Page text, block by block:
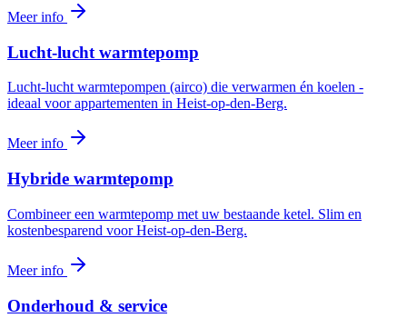
Meer info
Lucht-lucht warmtepomp
Lucht-lucht warmtepompen (airco) die verwarmen én koelen -
ideaal voor appartementen in Heist-op-den-Berg.
Meer info
Hybride warmtepomp
Combineer een warmtepomp met uw bestaande ketel. Slim en
kostenbesparend voor Heist-op-den-Berg.
Meer info
Onderhoud & service